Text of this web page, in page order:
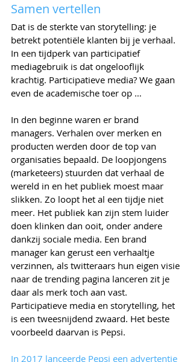
Samen vertellen
Dat is de sterkte van storytelling: je
betrekt potentiële klanten bij je verhaal.
In een tijdperk van participatief
mediagebruik is dat ongelooflijk
krachtig. Participatieve media? We gaan
even de academische toer op …
In den beginne waren er brand
managers. Verhalen over merken en
producten werden door de top van
organisaties bepaald. De loopjongens
(marketeers) stuurden dat verhaal de
wereld in en het publiek moest maar
slikken. Zo loopt het al een tijdje niet
meer. Het publiek kan zijn stem luider
doen klinken dan ooit, onder andere
dankzij sociale media. Een brand
manager kan gerust een verhaaltje
verzinnen, als twitteraars hun eigen visie
naar de trending pagina lanceren zit je
daar als merk toch aan vast.
Participatieve media en storytelling, het
is een tweesnijdend zwaard. Het beste
voorbeeld daarvan is Pepsi.
In 2017 lanceerde Pepsi een advertentie